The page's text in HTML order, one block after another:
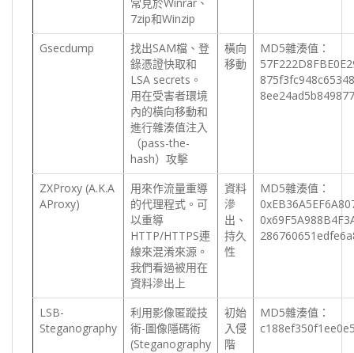
7zip和Winzip
Gsecdump
找出SAM檔、登
錄憑證快取和
LSA secrets。
用在受害者環境
內的橫向移動和
進行雜湊值注入
（pass-the-
hash）攻擊
橫向
移動
MD5雜湊值：
ZXProxy (A.K.A
AProxy)
用來作流量重導
的代理程式。可
以重導
HTTP/HTTPS連
線來混淆來源。
我們看過被用在
資料滲出上
資料
滲
出、
持久
性
MD5雜湊值：
LSB-
Steganography
利用影像匿蹤技
術-圖像隱碼術
(Steganography
初始
入侵
階
MD5雜湊值：